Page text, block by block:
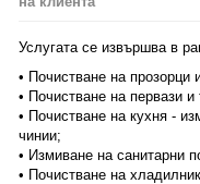
Услугата се извършва в
• Почистване на прозорци
• Почистване на первази
• Почистване на кухня -
чинии;
• Измиване на санитарни
• Почистване на